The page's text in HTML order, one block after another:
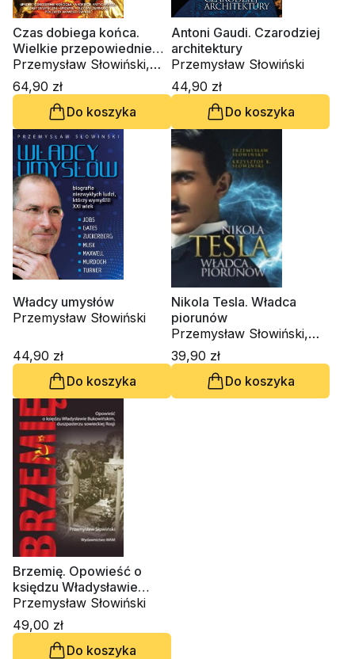
Czas dobiega końca.
Wielkie przepowiednie
dla Polski i świata
Przemysław Słowiński,
Teresa Kowalik
64,90 zł
Do koszyka
Antoni Gaudi. Czarodziej
architektury
Przemysław Słowiński
44,90 zł
Do koszyka
Władcy umysłów
Przemysław Słowiński
44,90 zł
Do koszyka
Nikola Tesla. Władca
piorunów
Przemysław Słowiński,
Krzysztof K. Słowiński
39,90 zł
Do koszyka
Brzemię. Opowieść o
księdzu Władysławie
Bukowińskim,
duszpasterzu sowieckiej
Rosji
Przemysław Słowiński
49,00 zł
Do koszyka